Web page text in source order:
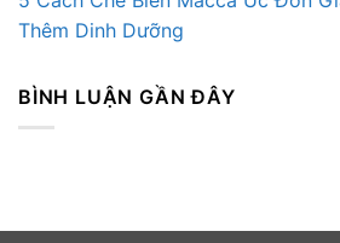
Thêm Dinh Dưỡng
BÌNH LUẬN GẦN ĐÂY